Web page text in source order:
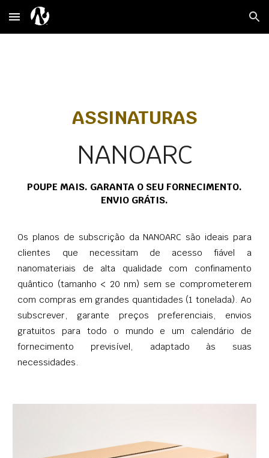
Skip to main content Skip to navigation
ASSINATURAS
NANOARC
POUPE MAIS. GARANTA O SEU FORNECIMENTO.
ENVIO GRÁTIS.
Os planos de subscrição da NANOARC são ideais para
clientes que necessitam de acesso fiável a
nanomateriais de alta qualidade com confinamento
quântico (tamanho < 20 nm) sem se comprometerem
com compras em grandes quantidades (1 tonelada). Ao
subscrever, garante preços preferenciais, envios
gratuitos para todo o mundo e um calendário de
fornecimento previsível, adaptado às suas
necessidades.